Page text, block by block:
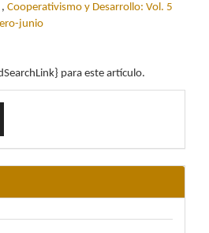
, Cooperativismo y Desarrollo: Vol. 5
junio
para este artículo.